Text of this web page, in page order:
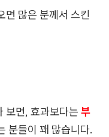
면 많은 분께서 스킨
보면, 효과보다는 부
분들이 꽤 많습니다.